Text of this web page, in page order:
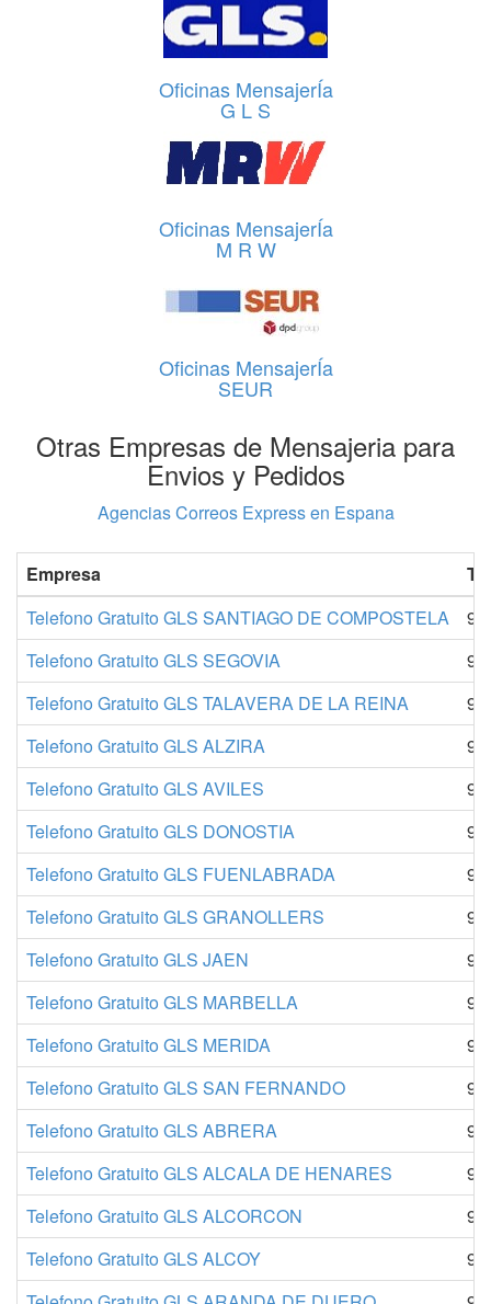
Oficinas MensajerÍa
G L S
Oficinas MensajerÍa
M R W
Oficinas MensajerÍa
SEUR
Otras Empresas de Mensajeria para
Envios y Pedidos
Agencias Correos Express en Espana
Empresa
Telefono Gratuito GLS SANTIAGO DE COMPOSTELA
Telefono Gratuito GLS SEGOVIA
Telefono Gratuito GLS TALAVERA DE LA REINA
Telefono Gratuito GLS ALZIRA
Telefono Gratuito GLS AVILES
Telefono Gratuito GLS DONOSTIA
Telefono Gratuito GLS FUENLABRADA
Telefono Gratuito GLS GRANOLLERS
Telefono Gratuito GLS JAEN
Telefono Gratuito GLS MARBELLA
Telefono Gratuito GLS MERIDA
Telefono Gratuito GLS SAN FERNANDO
Telefono Gratuito GLS ABRERA
Telefono Gratuito GLS ALCALA DE HENARES
Telefono Gratuito GLS ALCORCON
Telefono Gratuito GLS ALCOY